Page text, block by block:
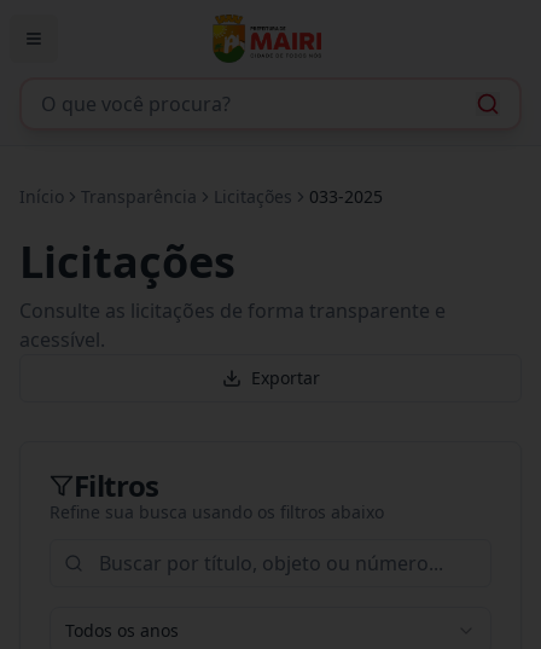
Início Transparência Licitações 033-2025
Licitações
Consulte as licitações de forma transparente e
acessível.
Exportar
Filtros
Refine sua busca usando os filtros abaixo
Todos os anos